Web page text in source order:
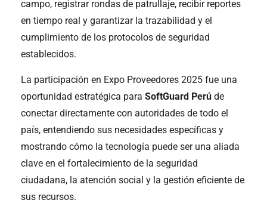
campo, registrar rondas de patrullaje, recibir reportes
en tiempo real y garantizar la trazabilidad y el
cumplimiento de los protocolos de seguridad
establecidos.
La participación en Expo Proveedores 2025 fue una
oportunidad estratégica para SoftGuard Perú de
conectar directamente con autoridades de todo el
país, entendiendo sus necesidades específicas y
mostrando cómo la tecnología puede ser una aliada
clave en el fortalecimiento de la seguridad
ciudadana, la atención social y la gestión eficiente de
sus recursos.